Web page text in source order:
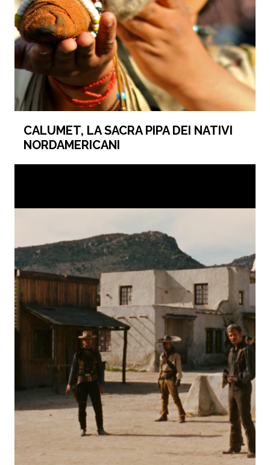
CALUMET, LA SACRA PIPA DEI NATIVI
NORDAMERICANI